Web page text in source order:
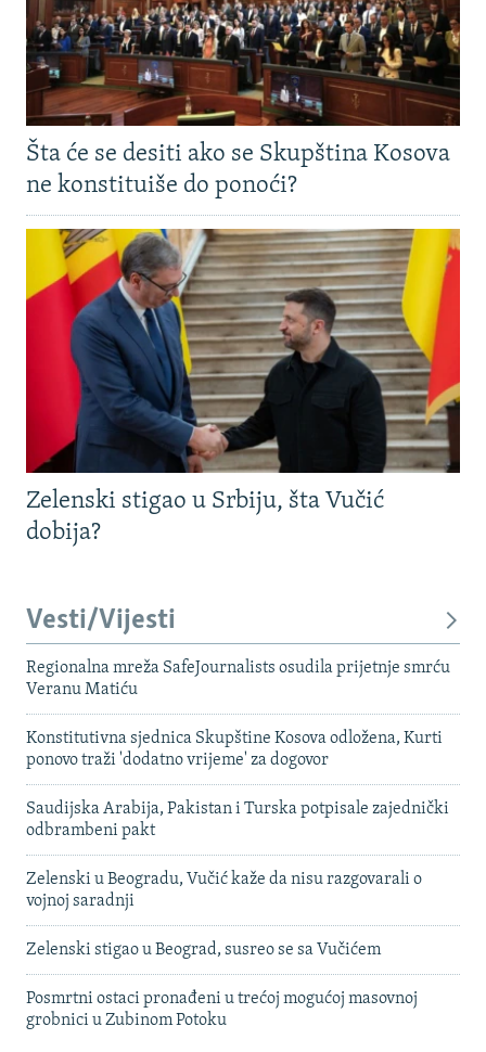
Šta će se desiti ako se Skupština Kosova
ne konstituiše do ponoći?
Zelenski stigao u Srbiju, šta Vučić
dobija?
Vesti/Vijesti
Regionalna mreža SafeJournalists osudila prijetnje smrću
Veranu Matiću
Konstitutivna sjednica Skupštine Kosova odložena, Kurti
ponovo traži 'dodatno vrijeme' za dogovor
Saudijska Arabija, Pakistan i Turska potpisale zajednički
odbrambeni pakt
Zelenski u Beogradu, Vučić kaže da nisu razgovarali o
vojnoj saradnji
Zelenski stigao u Beograd, susreo se sa Vučićem
Posmrtni ostaci pronađeni u trećoj mogućoj masovnoj
grobnici u Zubinom Potoku